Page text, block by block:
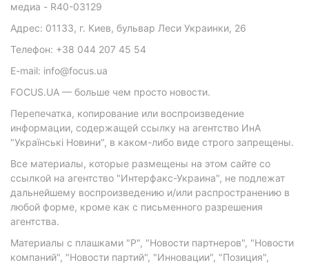
медиа - R40-03129
Адрес: 01133, г. Киев, бульвар Леси Украинки, 26
Телефон: +38 044 207 45 54
E-mail: info@focus.ua
FOCUS.UA — больше чем просто новости.
Перепечатка, копирование или воспроизведение
информации, содержащей ссылку на агентство ИнА
"Українські Новини", в каком-либо виде строго запрещены.
Все материалы, которые размещены на этом сайте со
ссылкой на агентство "Интерфакс-Украина", не подлежат
дальнейшему воспроизведению и/или распространению в
любой форме, кроме как с письменного разрешения
агентства.
Материалы с плашками "Р", "Новости партнеров", "Новости
компаний", "Новости партий", "Инновации", "Позиция",